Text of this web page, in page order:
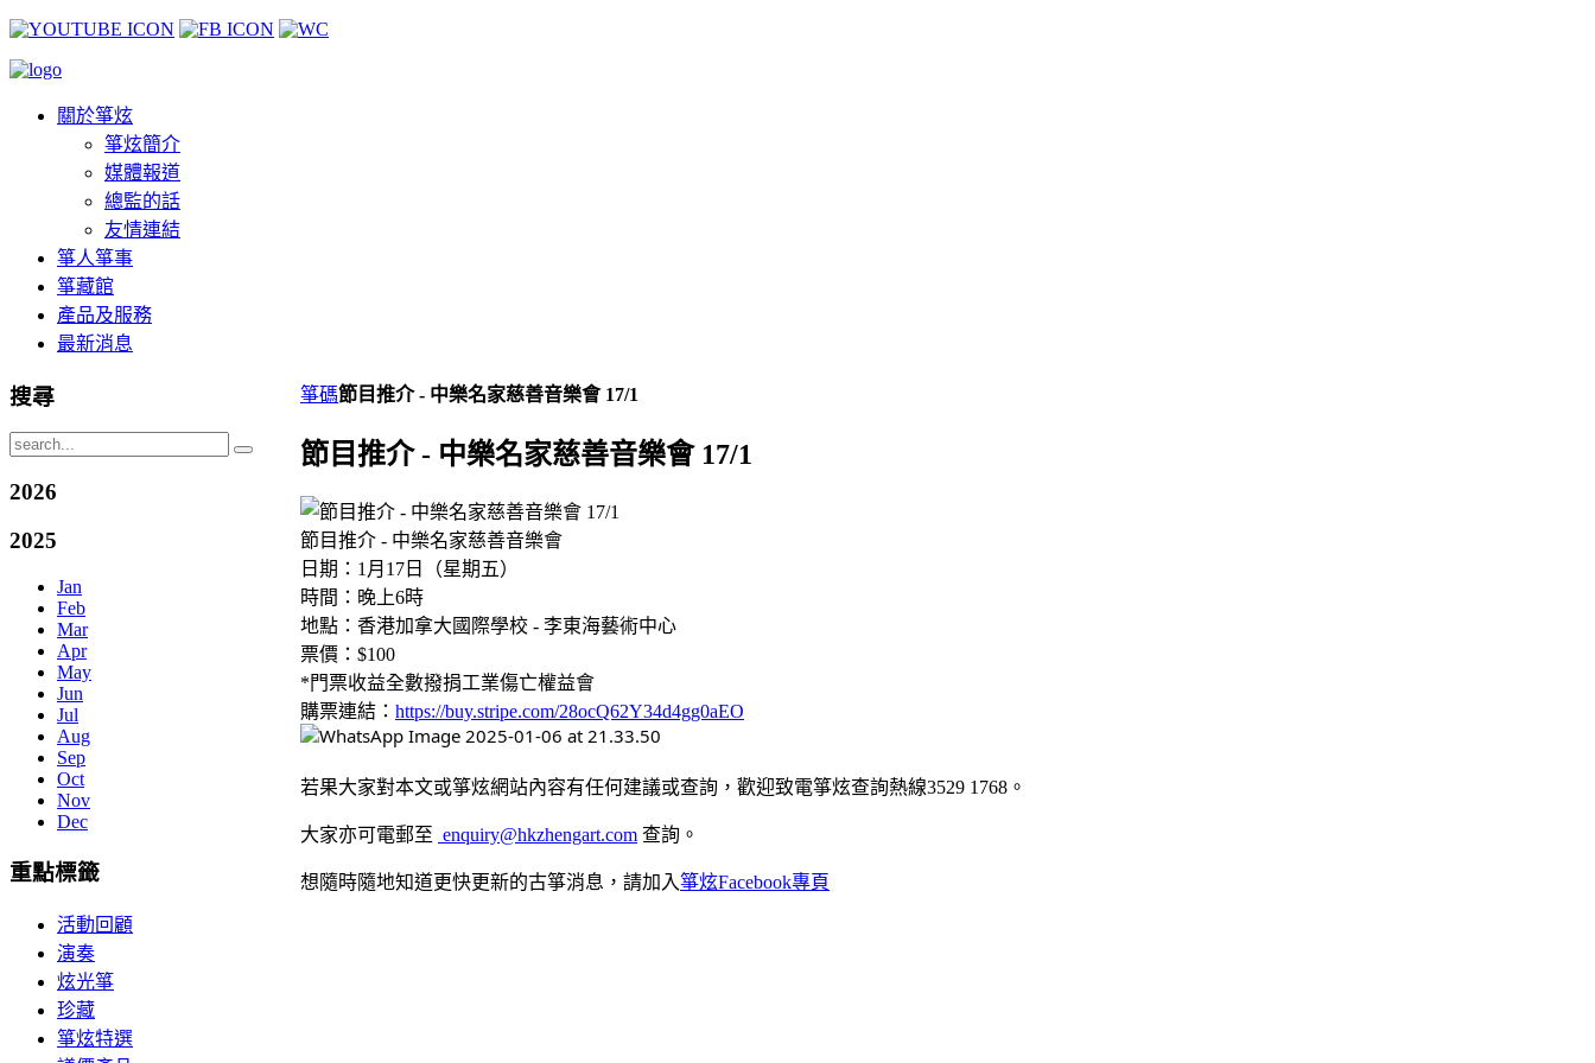
關於箏炫
箏炫簡介
媒體報道
總監的話
友情連結
箏人箏事
箏藏館
產品及服務
最新消息
箏碼節目推介 - 中樂名家慈善音樂會 17/1
節目推介 - 中樂名家慈善音樂會 17/1
節目推介 - 中樂名家慈善音樂會
日期：1月17日（星期五）
時間：晚上6時
地點：香港加拿大國際學校 - 李東海藝術中心
票價：$100
*門票收益全數撥捐工業傷亡權益會
購票連結： https://buy.stripe.com/28ocQ62Y34d4gg0aEO
若果大家對本文或箏炫網站內容有任何建議或查詢，歡迎致電箏炫查詢熱線3529 1768。
大家亦可電郵至 enquiry@hkzhengart.com 查詢。
想隨時隨地知道更快更新的古箏消息，請加入箏炫Facebook專頁
搜尋
2026
2025
Jan
Feb
Mar
Apr
May
Jun
Jul
Aug
Sep
Oct
Nov
Dec
重點標籤
活動回顧
演奏
炫光箏
珍藏
箏炫特選